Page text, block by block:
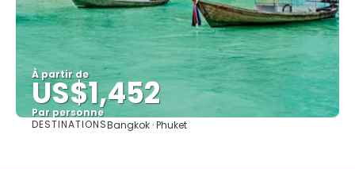
À partir de
US$1,452
Par personne
Afficher
DESTINATIONSBangkok · Phuket